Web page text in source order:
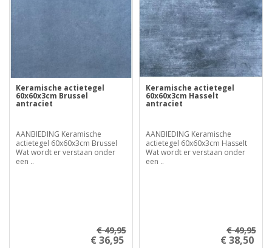
Keramische actietegel
60x60x3cm Brussel
antraciet
AANBIEDING Keramische
actietegel 60x60x3cm Brussel
Wat wordt er verstaan onder
een ..
€ 49,95
€ 36,95
Keramische actietegel
60x60x3cm Hasselt
antraciet
AANBIEDING Keramische
actietegel 60x60x3cm Hasselt
Wat wordt er verstaan onder
een ..
€ 49,95
€ 38,50